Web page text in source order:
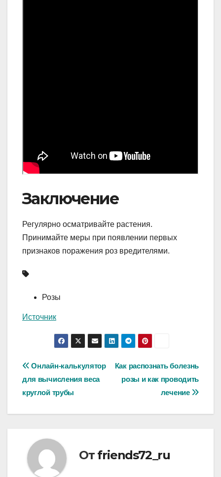
Заключение
Регулярно осматривайте растения.
Принимайте меры при появлении первых
признаков поражения роз вредителями.
Розы
Источник
Навигация
по
записям
Как распознать болезнь
розы и как проводить
лечение
Онлайн-калькулятор
для вычисления веса
круглой трубы
От friends72_ru